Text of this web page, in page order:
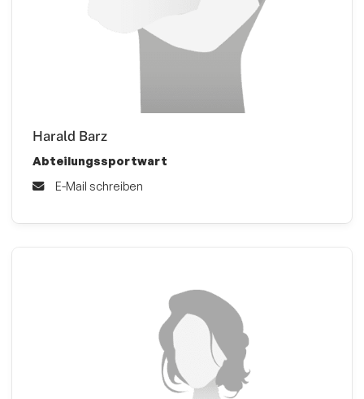
Harald Barz
Abteilungssportwart
E-Mail schreiben